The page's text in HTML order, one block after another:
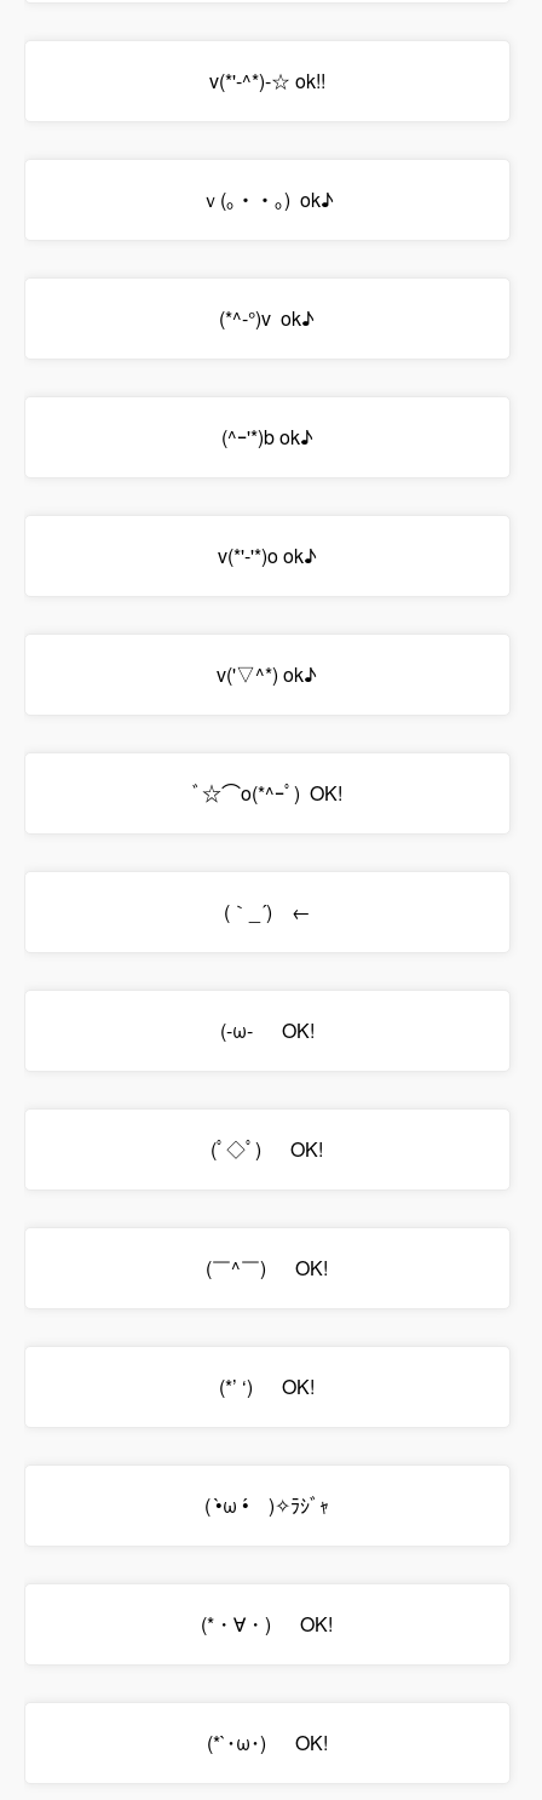
v(*'-^*)-☆ ok!!
ｖ(｡・・｡) ok♪
(*^-°)v ok♪
(^ｰ'*)b ok♪
v(*'-'*)o ok♪
v('▽^*) ok♪
ﾞ☆⌒o(*^ｰﾟ) OK!
(｀_´)ゞ←
(-ω-ゞ OK!
(ﾟ◇ﾟ)ゞ OK!
(￣^￣)ゞ OK!
(*’ ‘)ゝ OK!
( •̀ω •́ゞ)✧ﾗｼﾞｬ
(*・∀・)ゞ OK!
(*`･ω･)ゞ OK!